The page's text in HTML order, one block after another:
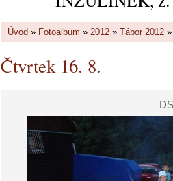
Úvod » Fotoalbum » 2012 » Tábor 2012
Čtvrtek 16. 8.